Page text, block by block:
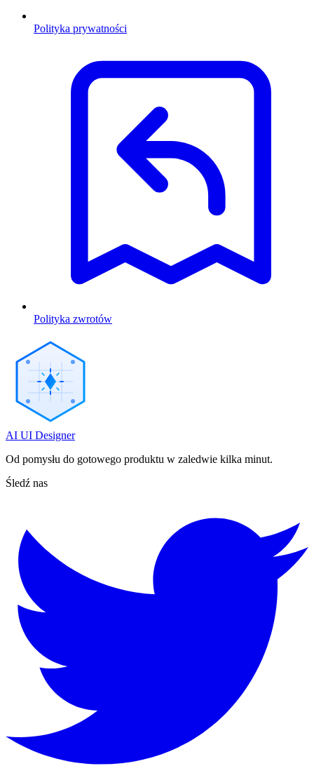
Polityka prywatności
Polityka zwrotów
AI UI Designer
Od pomysłu do gotowego produktu w zaledwie kilka minut.
Śledź nas